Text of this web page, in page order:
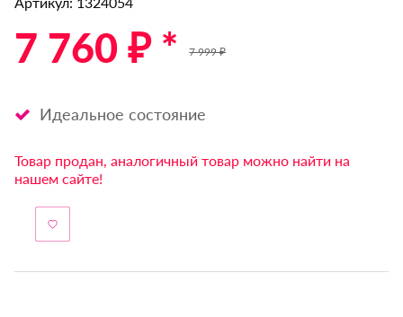
7 760 ₽ * 7 999 ₽
Идеальное состояние
Товар продан, аналогичный товар можно найти на
нашем сайте!